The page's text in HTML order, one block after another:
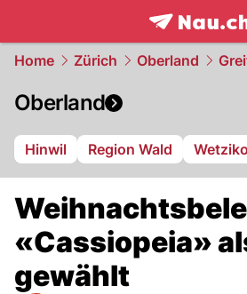
frontpage.
Home Zürich Oberland
Oberland
Hinwil Region Wald
«Cassiopeia»
gewählt